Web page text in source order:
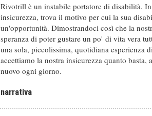
Rivotrill è un instabile portatore di disabilità.
insicurezza, trova il motivo per cui la sua
un'opportunità. Dimostrandoci così che la
speranza di poter gustare un po' di vita vera
una sola, piccolissima, quotidiana esperienza
accettiamo la nostra insicurezza quanto basta,
nuovo ogni giorno.
narrativa